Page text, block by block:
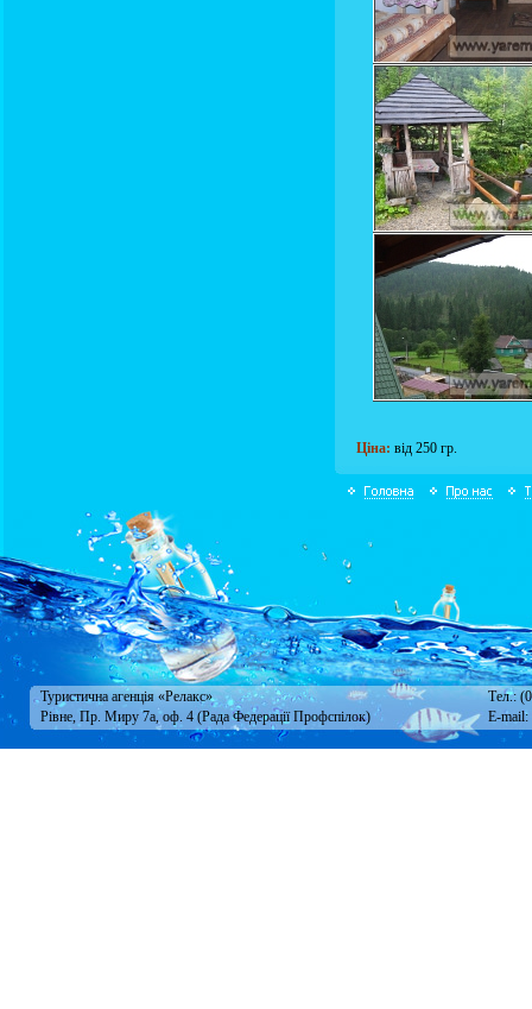
Ціна: від 250 гр.
Туристична агенція «Релакс»
Тел.:
Рівне, Пр. Миру 7а, оф. 4 (Рада Федерації Профспілок)
E-mail: